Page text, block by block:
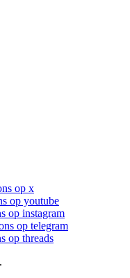
op x
op youtube
op instagram
op telegram
op threads